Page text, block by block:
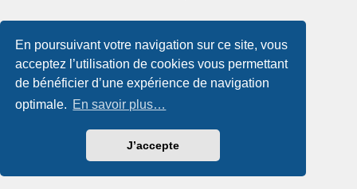
En poursuivant votre navigation sur ce site, vous
acceptez l’utilisation de cookies vous permettant
de bénéficier d’une expérience de navigation
optimale. En savoir plus…
J’accepte